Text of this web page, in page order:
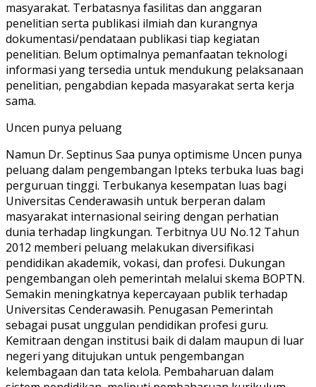
masyarakat. Terbatasnya fasilitas dan anggaran
penelitian serta publikasi ilmiah dan kurangnya
dokumentasi/pendataan publikasi tiap kegiatan
penelitian. Belum optimalnya pemanfaatan teknologi
informasi yang tersedia untuk mendukung pelaksanaan
penelitian, pengabdian kepada masyarakat serta kerja
sama.
Uncen punya peluang
Namun Dr. Septinus Saa punya optimisme Uncen punya
peluang dalam pengembangan Ipteks terbuka luas bagi
perguruan tinggi. Terbukanya kesempatan luas bagi
Universitas Cenderawasih untuk berperan dalam
masyarakat internasional seiring dengan perhatian
dunia terhadap lingkungan. Terbitnya UU No.12 Tahun
2012 memberi peluang melakukan diversifikasi
pendidikan akademik, vokasi, dan profesi. Dukungan
pengembangan oleh pemerintah melalui skema BOPTN.
Semakin meningkatnya kepercayaan publik terhadap
Universitas Cenderawasih. Penugasan Pemerintah
sebagai pusat unggulan pendidikan profesi guru.
Kemitraan dengan institusi baik di dalam maupun di luar
negeri yang ditujukan untuk pengembangan
kelembagaan dan tata kelola. Pembaharuan dalam